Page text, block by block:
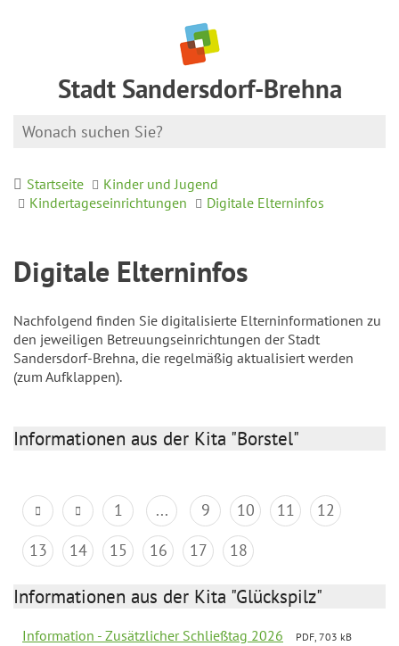
Stadt Sandersdorf-Brehna
Startseite
Kinder und Jugend
Kindertageseinrichtungen
Digitale Elterninfos
Digitale Elterninfos
Nachfolgend finden Sie digitalisierte Elterninformationen zu
den jeweiligen Betreuungseinrichtungen der Stadt
Sandersdorf-Brehna, die regelmäßig aktualisiert werden
(zum Aufklappen).
Informationen aus der Kita "Borstel"
1 ... 9 10 11
12
13
14 15 16 17 18
Informationen aus der Kita "Glückspilz"
Information - Zusätzlicher Schließtag 2026
PDF, 703 kB